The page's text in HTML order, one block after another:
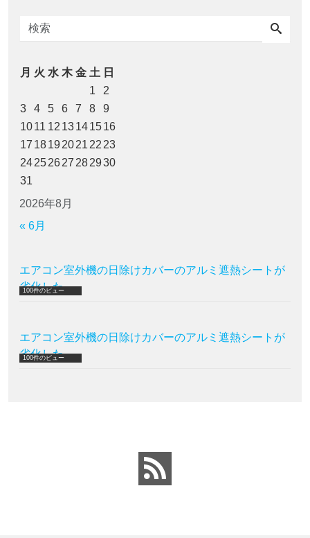
2026年8月
月 火 水 木 金 土 日
1
2
3
4 5 6 7 8
9
1011 12 13141516
17 18192021 22 23
24252627 282930
31
« 6月
エアコン室外機の日除けカバーのアルミ遮熱シートが
劣化した
100件のビュー
エアコン室外機の日除けカバーのアルミ遮熱シートが
劣化した
100件のビュー